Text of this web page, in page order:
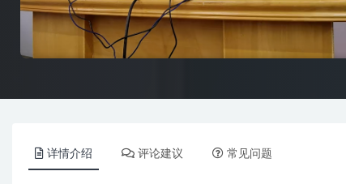
详情介绍 评论建议 常见问题